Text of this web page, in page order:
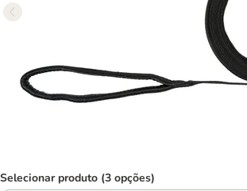
Selecionar produto (3 opções)